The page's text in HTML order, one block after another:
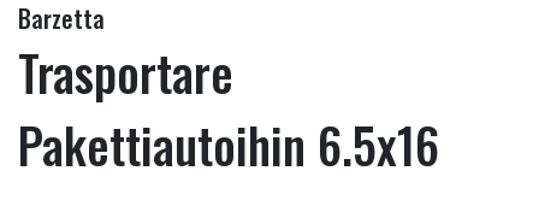
Barzetta
Trasportare
Pakettiautoihin 6.5x16